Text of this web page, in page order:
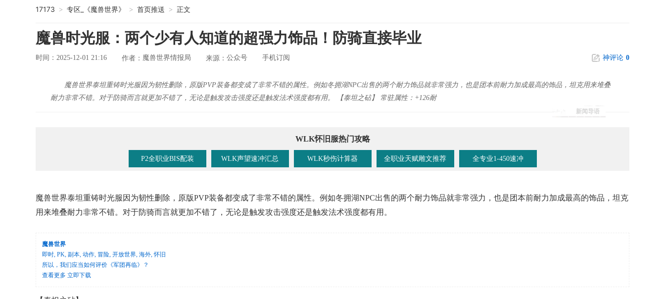
17173 > 专区_《魔兽世界》 > 首页推送 > 正文
魔兽时光服：两个少有人知道的超强力饰品！防骑直接毕业
时间：2025-12-01 21:16 作者： 魔兽世界情报局 来源： 公众号 手机订阅 神评论 0
新闻导语
魔兽世界泰坦重铸时光服因为韧性删除，原版PVP装备都变成了非常不错的属性。例如冬拥湖NPC出售的两个耐力饰品就非常强力，也是团本前耐力加成最高的饰品，坦克用来堆叠
耐力非常不错。对于防骑而言就更加不错了，无论是触发攻击强度还是触发法术强度都有用。 【泰坦之砧】 常驻属性：+126耐
WLK怀旧服热门攻略
P2全职业BIS配装 WLK声望速冲汇总 WLK秒伤计算器 全职业天赋雕文推荐 全专业1-450速冲
魔兽世界泰坦重铸时光服因为韧性删除，原版PVP装备都变成了非常不错的属性。例如冬拥湖NPC出售的两个耐力饰品就非常强力，也是团本前耐力加成最高的饰品，坦克
用来堆叠耐力非常不错。对于防骑而言就更加不错了，无论是触发攻击强度还是触发法术强度都有用。
魔兽世界
即时, PK, 副本, 动作, 冒险, 开放世界, 海外, 怀旧
所以，我们应当如何评价《军团再临》？
查看更多 立即下载